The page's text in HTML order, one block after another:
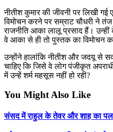
नीतीश कुमार की जीवनी पर लिखी गई
विमोचन करने पर सम्राट चौधरी ने
राजनीति आका लालू प्रसाद हैं।
वे आका से ही तो पुस्तक का विमोचन
उन्होंने हालांकि नीतीश और जदयू से
चाहिए कि जिसे वे लोग पंजीकृत
में उन्हें शर्म महसूस नहीं हो रही?
You Might Also Like
संसद में राहुल के तेवर और शाह का